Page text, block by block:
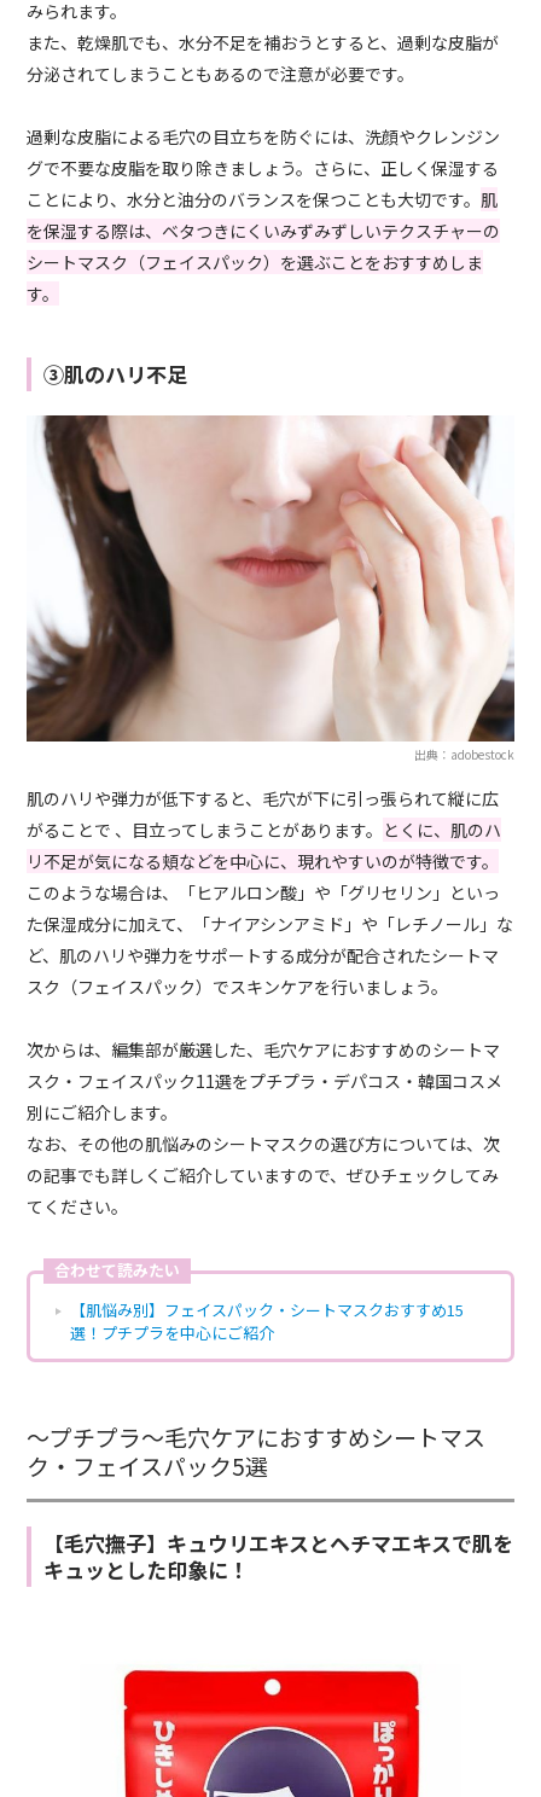
みられます。
また、乾燥肌でも、水分不足を補おうとすると、過剰な皮脂が
分泌されてしまうこともあるので注意が必要です。
過剰な皮脂による毛穴の目立ちを防ぐには、洗顔やクレンジン
グで不要な皮脂を取り除きましょう。さらに、正しく保湿する
ことにより、水分と油分のバランスを保つことも大切です。 肌
を保湿する際は、ベタつきにくいみずみずしいテクスチャーの
シートマスク（フェイスパック）を選ぶことをおすすめしま
す。
③肌のハリ不足
出典：adobestock
肌のハリや弾力が低下すると、毛穴が下に引っ張られて縦に広
がることで 、目立ってしまうことがあります。 とくに、肌のハ
リ不足が気になる頬などを中心に、現れやすいのが特徴です。
このような場合は、「ヒアルロン酸」や「グリセリン」といっ
た保湿成分に加えて、「ナイアシンアミド」や「レチノール」な
ど、肌のハリや弾力をサポートする成分が配合されたシートマ
スク（フェイスパック）でスキンケアを行いましょう。
次からは、編集部が厳選した、毛穴ケアにおすすめのシートマ
スク・フェイスパック11選をプチプラ・デパコス・韓国コスメ
別にご紹介します。
なお、その他の肌悩みのシートマスクの選び方については、次
の記事でも詳しくご紹介していますので、ぜひチェックしてみ
てください。
合わせて読みたい
【肌悩み別】フェイスパック・シートマスクおすすめ15
選！プチプラを中心にご紹介
～プチプラ～毛穴ケアにおすすめシートマス
ク・フェイスパック5選
【毛穴撫子】キュウリエキスとヘチマエキスで肌を
キュッとした印象に！